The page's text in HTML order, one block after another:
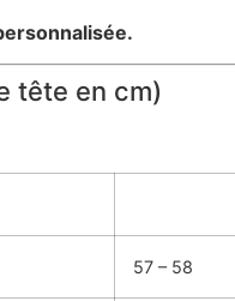
tête en cm)
57 – 58